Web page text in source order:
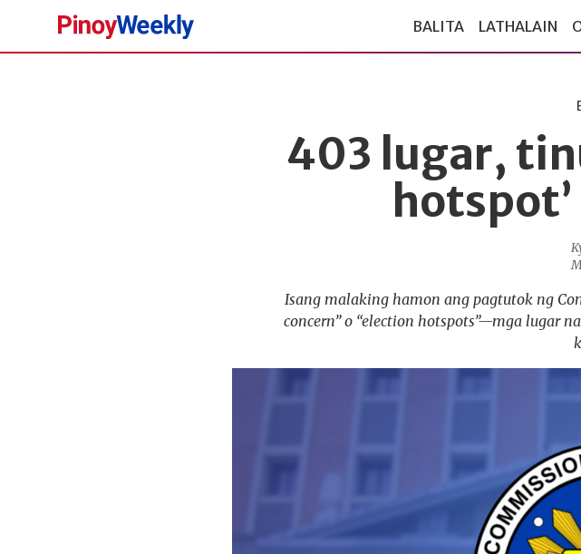
Pinoy
BALITA LATHALAIN
403 lugar,
Isang malaking hamon ang pagtutok ng
concern” o “election hotspots”—mga lugar